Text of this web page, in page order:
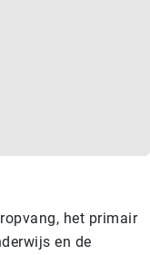
het primair
en de